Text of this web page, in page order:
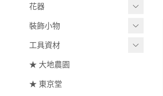
- 庭園玫瑰
- 其他玫瑰
主花
- 百日草⧸太陽花⧸菊花
手工花
花器
小型花器
中大型花器
鐘罩⧸花框
花盤⧸底座
裝飾小物
裝飾⧸擺飾
花插
線香
工具資材
工具⧸型錄
資材
★ 大地農園
★ 東京堂